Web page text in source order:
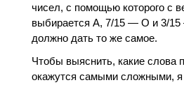
чисел, с помощью которого с
выбирается А, 7/15 — О и 3/
должно дать то же самое.
Чтобы выяснить, какие слова
окажутся самыми сложными,